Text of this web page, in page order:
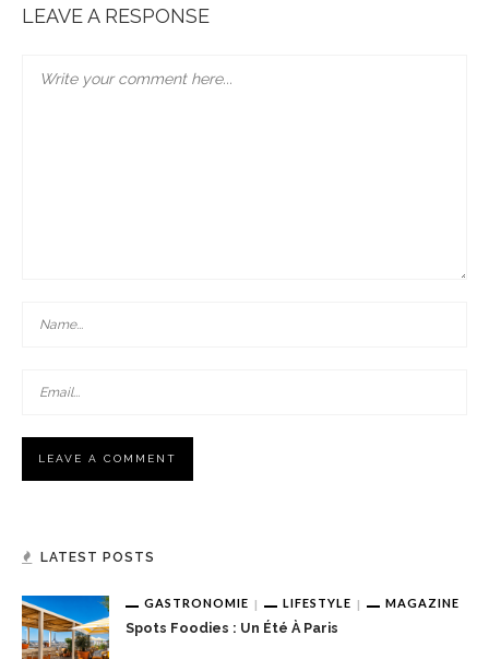
LEAVE A RESPONSE
LATEST POSTS
GASTRONOMIE LIFESTYLE MAGAZINE
Spots Foodies : Un Été À Paris